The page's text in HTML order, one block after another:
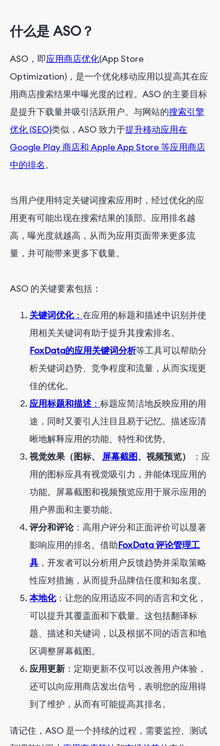
什么是 ASO？
ASO，即应用商店优化(App Store
Optimization)，是一个优化移动应用以提高其在应
用商店搜索结果中曝光度的过程。ASO 的主要目标
是提升下载量并吸引活跃用户。与网站的搜索引擎
优化 (SEO)类似，ASO 致力于提升移动应用在
Google Play 商店和 Apple App Store 等应用商店
中的排名。
当用户使用特定关键词搜索应用时，经过优化的应
用更有可能出现在搜索结果的顶部。应用排名越
高，曝光度就越高，从而为应用页面带来更多流
量，并可能带来更多下载量。
ASO 的关键要素包括：
关键词优化： 在应用的标题和描述中识别并使
用相关关键词有助于提升其搜索排名。
FoxData的应用关键词分析等工具可以帮助分
析关键词趋势、竞争程度和流量，从而实现更
佳的优化。
应用标题和描述： 标题应简洁地反映应用的用
途，同时又要引人注目且易于记忆。描述应清
晰地解释应用的功能、特性和优势。
视觉效果（图标、 屏幕截图、视频预览）
：应
用的图标应具有视觉吸引力，并能体现应用的
功能。屏幕截图和视频预览应用于展示应用的
用户界面和主要功能。
评分和评论：高用户评分和正面评价可以显著
影响应用的排名。借助FoxData 评论管理工
具 ，开发者可以分析用户反馈趋势并采取策略
性应对措施，从而提升品牌信任度和知名度。
本地化：让您的应用适应不同的语言和文化，
可以提升其覆盖面和下载量。这包括翻译标
题、描述和关键词，以及根据不同的语言和地
区调整屏幕截图。
应用更新 ：定期更新不仅可以改善用户体验，
还可以向应用商店发出信号，表明您的应用得
到了维护，从而有可能提高其排名。
请记住，ASO 是一个持续的过程，需要监控、测试